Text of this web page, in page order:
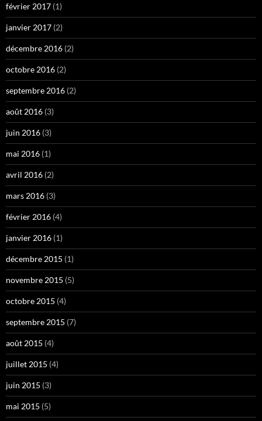
février 2017 (1)
janvier 2017 (2)
décembre 2016 (2)
octobre 2016 (2)
septembre 2016 (2)
août 2016 (3)
juin 2016 (3)
mai 2016 (1)
avril 2016 (2)
mars 2016 (3)
février 2016 (4)
janvier 2016 (1)
décembre 2015 (1)
novembre 2015 (5)
octobre 2015 (4)
septembre 2015 (7)
août 2015 (4)
juillet 2015 (4)
juin 2015 (3)
mai 2015 (5)